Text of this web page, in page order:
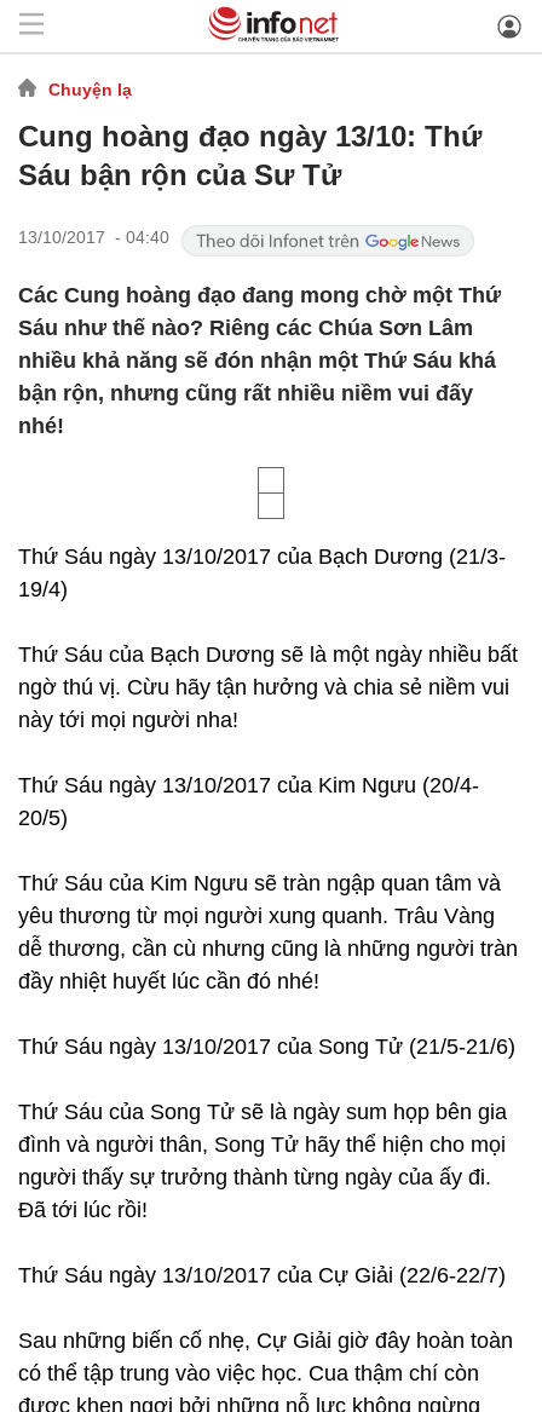
Chuyện lạ
Cung hoàng đạo ngày 13/10: Thứ
Sáu bận rộn của Sư Tử
13/10/2017 - 04:40
Các Cung hoàng đạo đang mong chờ một Thứ
Sáu như thế nào? Riêng các Chúa Sơn Lâm
nhiều khả năng sẽ đón nhận một Thứ Sáu khá
bận rộn, nhưng cũng rất nhiều niềm vui đấy
nhé!
Thứ Sáu ngày 13/10/2017 của Bạch Dương (21/3-
19/4)
Thứ Sáu của Bạch Dương sẽ là một ngày nhiều bất
ngờ thú vị. Cừu hãy tận hưởng và chia sẻ niềm vui
này tới mọi người nha!
Thứ Sáu ngày 13/10/2017 của Kim Ngưu (20/4-
20/5)
Thứ Sáu của Kim Ngưu sẽ tràn ngập quan tâm và
yêu thương từ mọi người xung quanh. Trâu Vàng
dễ thương, cần cù nhưng cũng là những người tràn
đầy nhiệt huyết lúc cần đó nhé!
Thứ Sáu ngày 13/10/2017 của Song Tử (21/5-21/6)
Thứ Sáu của Song Tử sẽ là ngày sum họp bên gia
đình và người thân, Song Tử hãy thể hiện cho mọi
người thấy sự trưởng thành từng ngày của ấy đi.
Đã tới lúc rồi!
Thứ Sáu ngày 13/10/2017 của Cự Giải (22/6-22/7)
Sau những biến cố nhẹ, Cự Giải giờ đây hoàn toàn
có thể tập trung vào việc học. Cua thậm chí còn
được khen ngợi bởi những nỗ lực không ngừng